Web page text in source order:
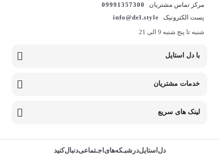
مرکز تماس مشتریان
09991357300
پست الکترونیک
info@del.style
شنبه تا پنج شنبه 9 الی 21
با دل استایل
خدمات مشتریان
لینک های سریع
دل‌استایل‌در‌‌شبـکه‌های‌اجـتماعی‌دنبال‌کنید